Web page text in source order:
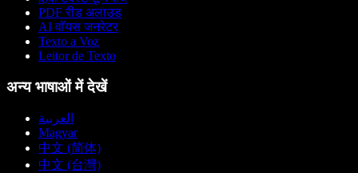
PDF रीड अलाउड
AI वॉयस जनरेटर
Texto a Voz
Leitor de Texto
अन्य भाषाओं में देखें
العربية
Magyar
中文 (简体)
中文 (台灣)